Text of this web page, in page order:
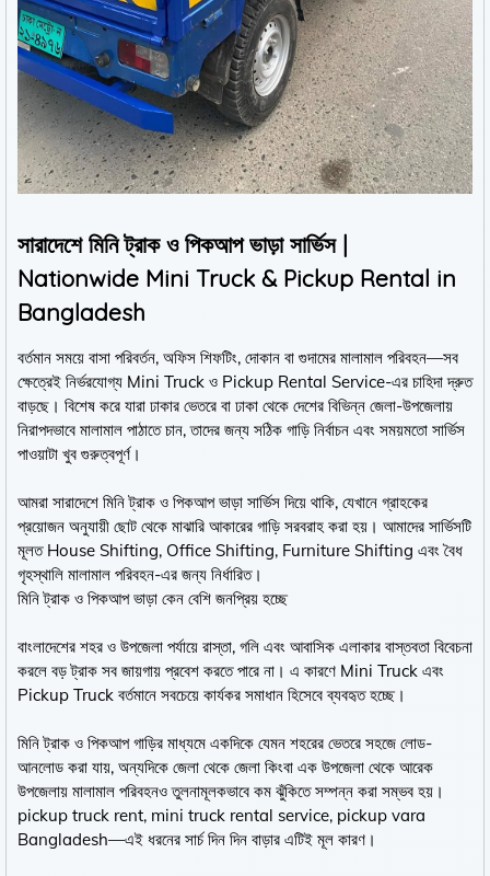
সারাদেশে মিনি ট্রাক ও পিকআপ ভাড়া সার্ভিস |
Nationwide Mini Truck & Pickup Rental in
Bangladesh
বর্তমান সময়ে বাসা পরিবর্তন, অফিস শিফটিং, দোকান বা গুদামের মালামাল পরিবহন—সব
ক্ষেত্রেই নির্ভরযোগ্য Mini Truck ও Pickup Rental Service-এর চাহিদা দ্রুত
বাড়ছে। বিশেষ করে যারা ঢাকার ভেতরে বা ঢাকা থেকে দেশের বিভিন্ন জেলা-উপজেলায়
নিরাপদভাবে মালামাল পাঠাতে চান, তাদের জন্য সঠিক গাড়ি নির্বাচন এবং সময়মতো সার্ভিস
পাওয়াটা খুব গুরুত্বপূর্ণ।
আমরা সারাদেশে মিনি ট্রাক ও পিকআপ ভাড়া সার্ভিস দিয়ে থাকি, যেখানে গ্রাহকের
প্রয়োজন অনুযায়ী ছোট থেকে মাঝারি আকারের গাড়ি সরবরাহ করা হয়। আমাদের সার্ভিসটি
মূলত House Shifting, Office Shifting, Furniture Shifting এবং বৈধ
গৃহস্থালি মালামাল পরিবহন-এর জন্য নির্ধারিত।
মিনি ট্রাক ও পিকআপ ভাড়া কেন বেশি জনপ্রিয় হচ্ছে
বাংলাদেশের শহর ও উপজেলা পর্যায়ে রাস্তা, গলি এবং আবাসিক এলাকার বাস্তবতা বিবেচনা
করলে বড় ট্রাক সব জায়গায় প্রবেশ করতে পারে না। এ কারণে Mini Truck এবং
Pickup Truck বর্তমানে সবচেয়ে কার্যকর সমাধান হিসেবে ব্যবহৃত হচ্ছে।
মিনি ট্রাক ও পিকআপ গাড়ির মাধ্যমে একদিকে যেমন শহরের ভেতরে সহজে লোড-
আনলোড করা যায়, অন্যদিকে জেলা থেকে জেলা কিংবা এক উপজেলা থেকে আরেক
উপজেলায় মালামাল পরিবহনও তুলনামূলকভাবে কম ঝুঁকিতে সম্পন্ন করা সম্ভব হয়।
pickup truck rent, mini truck rental service, pickup vara
Bangladesh—এই ধরনের সার্চ দিন দিন বাড়ার এটিই মূল কারণ।